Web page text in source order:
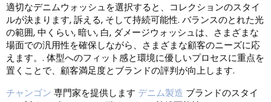
適切なデニムウォッシュを選択すると、コレクションのスタイ
ルが決まります, 訴える, そして持続可能性. バランスのとれた光
の範囲, 中くらい, 暗い, 白, ダメージウォッシュは、さまざまな
場面での汎用性を確保しながら、さまざまな顧客のニーズに応
えます。. 体型へのフィット感と環境に優しいプロセスに重点を
置くことで、顧客満足度とブランドの評判が向上します.
チャンゴン 専門家を提供します デニム製造 ブランドのスタイ